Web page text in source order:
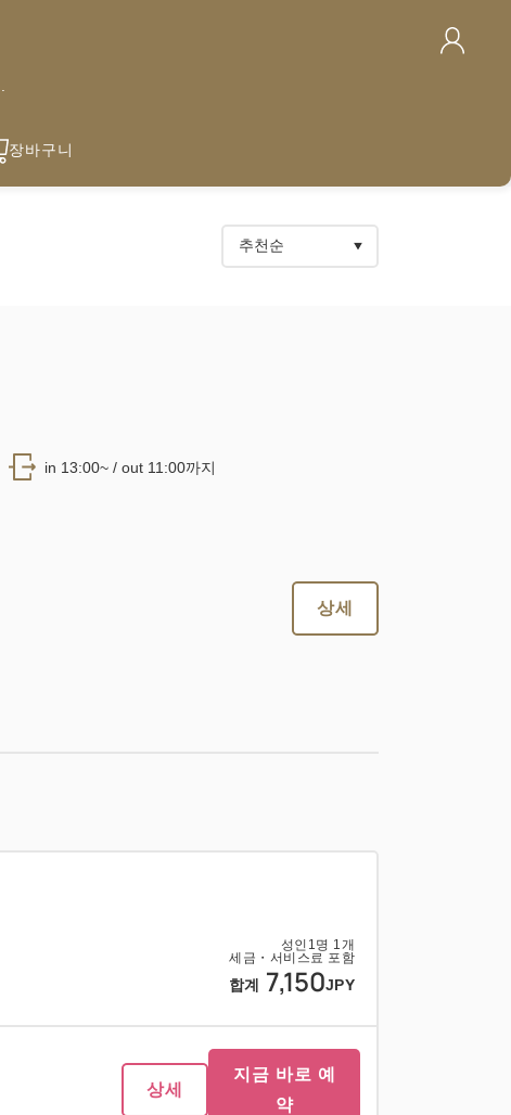
장바구니
in 13:00~ / out 11:00까지
상세
성인 1명 1개
세금・서비스료 포함
합계 7,150JPY
상세
지금 바로 예
약